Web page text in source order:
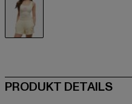
PRODUKT DETAILS